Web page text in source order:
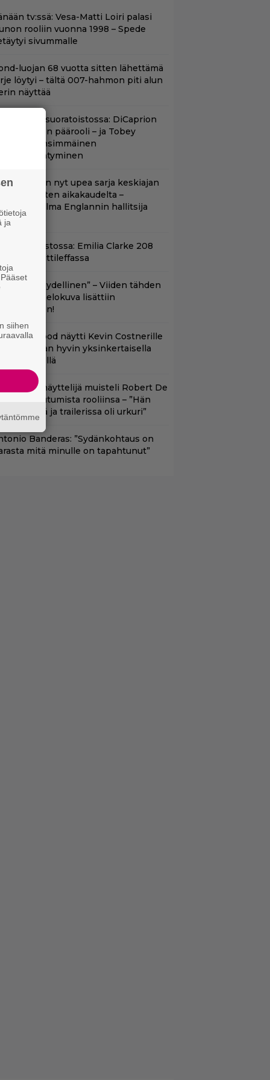
tv:ssä: Vesa-Matti Loiri palasi
rooliin vuonna 1998 – Spede
sivummalle
luojan 68 vuotta sitten lähettämä
löytyi – tältä 007-hahmon piti alun
näyttää
suoratoistossa: DiCaprion
päärooli – ja Tobey
ensimmäinen
on nyt upea sarja keskiajan
aikakaudelta –
julma Englannin hallitsija
VIII
suoratoistossa: Emilia Clarke 208
hittileffassa
täydellinen” – Viiden tähden
lisättiin
Eastwood näytti Kevin Costnerille
paikan hyvin yksinkertaisella
Fear -näyttelijä muisteli Robert De
paneutumista rooliinsa – ”Hän
kielillä ja trailerissa oli urkuri”
Banderas: ”Sydänkohtaus on
mitä minulle on tapahtunut”
ja
siihen